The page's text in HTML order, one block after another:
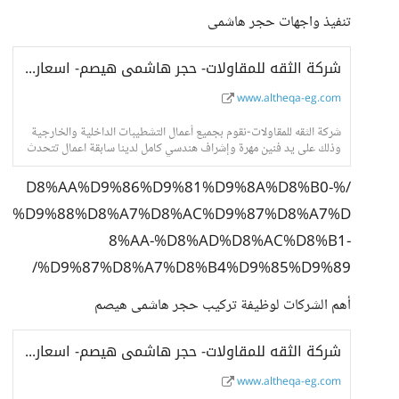
تنفيذ واجهات حجر هاشمى
شركة الثقه للمقاولات- حجر هاشمى هيصم- اسعار حجر هاشمى- واجهات حجر هاشمى
www.altheqa-eg.com
شركة الثقه للمقاولات-نقوم بجميع أعمال التشطيبات الداخلية والخارجية
وذلك على يد فنين مهرة وإشراف هندسي كامل لدينا سابقة اعمال تتحدث
عنا فى جميع انحاء الجمهور
/%D8%AA%D9%86%D9%81%D9%8A%D8%B0-
%D9%88%D8%A7%D8%AC%D9%87%D8%A7%D
8%AA-%D8%AD%D8%AC%D8%B1-
%D9%87%D8%A7%D8%B4%D9%85%D9%89/
أهم الشركات لوظيفة تركيب حجر هاشمى هيصم
شركة الثقه للمقاولات- حجر هاشمى هيصم- اسعار حجر هاشمى- واجهات حجر هاشمى
www.altheqa-eg.com